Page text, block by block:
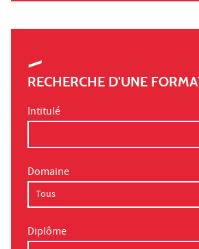
RECHERCHE D'UNE
Intitulé
Domaine
Diplôme